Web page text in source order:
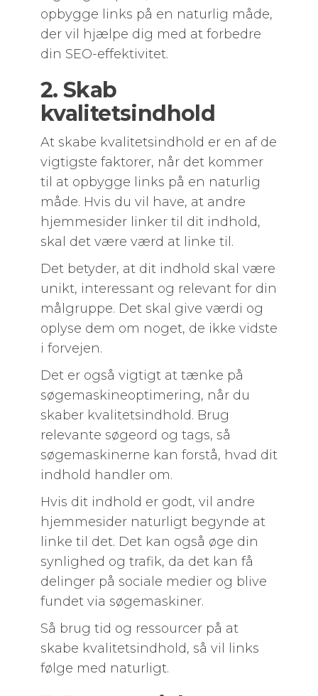
opbygge links på en naturlig måde,
der vil hjælpe dig med at forbedre
din SEO-effektivitet.
2. Skab
kvalitetsindhold
At skabe kvalitetsindhold er en af de
vigtigste faktorer, når det kommer
til at opbygge links på en naturlig
måde. Hvis du vil have, at andre
hjemmesider linker til dit indhold,
skal det være værd at linke til.
Det betyder, at dit indhold skal være
unikt, interessant og relevant for din
målgruppe. Det skal give værdi og
oplyse dem om noget, de ikke vidste
i forvejen.
Det er også vigtigt at tænke på
søgemaskineoptimering, når du
skaber kvalitetsindhold. Brug
relevante søgeord og tags, så
søgemaskinerne kan forstå, hvad dit
indhold handler om.
Hvis dit indhold er godt, vil andre
hjemmesider naturligt begynde at
linke til det. Det kan også øge din
synlighed og trafik, da det kan få
delinger på sociale medier og blive
fundet via søgemaskiner.
Så brug tid og ressourcer på at
skabe kvalitetsindhold, så vil links
følge med naturligt.